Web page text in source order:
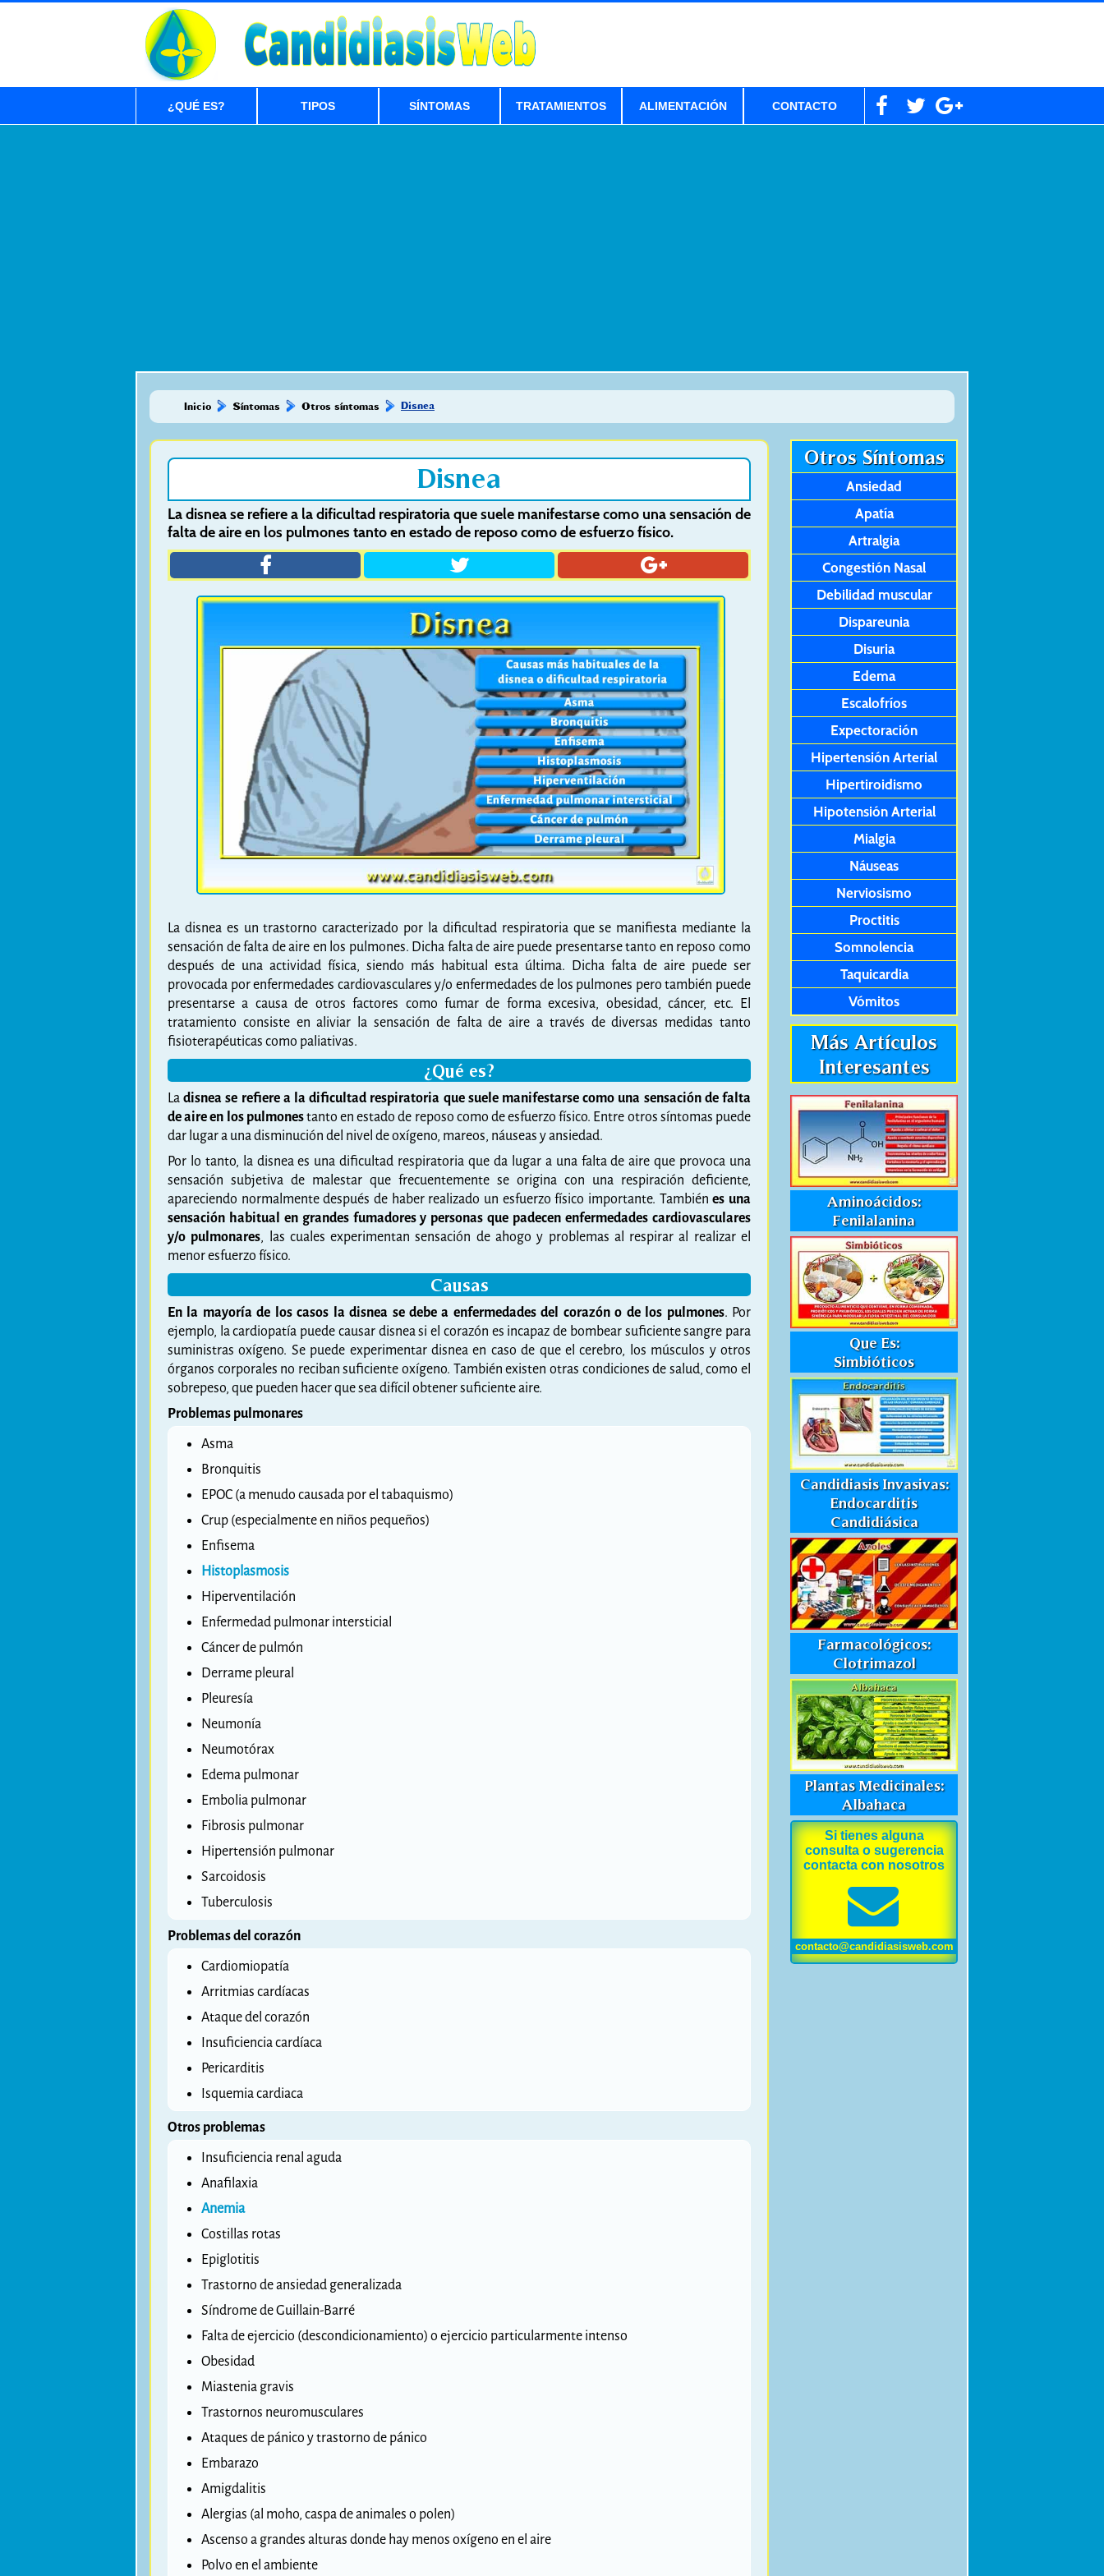
¿QUÉ ES? TIPOS SÍNTOMAS TRATAMIENTOS ALIMENTACIÓN CONTACTO
Inicio Síntomas Otros síntomas Disnea
Disnea
La disnea se refiere a la dificultad respiratoria que suele manifestarse como una sensación de
falta de aire en los pulmones tanto en estado de reposo como de esfuerzo físico.
La disnea es un trastorno caracterizado por la dificultad respiratoria que se manifiesta mediante la
sensación de falta de aire en los pulmones. Dicha falta de aire puede presentarse tanto en reposo como
después de una actividad física, siendo más habitual esta última. Dicha falta de aire puede ser
provocada por enfermedades cardiovasculares y/o enfermedades de los pulmones pero también puede
presentarse a causa de otros factores como fumar de forma excesiva, obesidad, cáncer, etc. El
tratamiento consiste en aliviar la sensación de falta de aire a través de diversas medidas tanto
fisioterapéuticas como paliativas.
¿Qué es?
Ladisnea se refiere a la dificultad respiratoria que suele manifestarse como una sensación de falta
de aire en los pulmonestanto en estado de reposo como de esfuerzo físico. Entre otros síntomas puede
dar lugar a una disminución del nivel de oxígeno, mareos, náuseas y ansiedad.
Por lo tanto, la disnea es una dificultad respiratoria que da lugar a una falta de aire que provoca una
sensación subjetiva de malestar que frecuentemente se origina con una respiración deficiente,
apareciendo normalmente después de haber realizado un esfuerzo físico importante. Tambiénes una
sensación habitual en grandes fumadores y personas que padecen enfermedades cardiovasculares
y/o pulmonares, las cuales experimentan sensación de ahogo y problemas al respirar al realizar el
menor esfuerzo físico.
Causas
En la mayoría de los casos la disnea se debe a enfermedades del corazón o de los pulmones. Por
ejemplo, la cardiopatía puede causar disnea si el corazón es incapaz de bombear suficiente sangre para
suministras oxígeno. Se puede experimentar disnea en caso de que el cerebro, los músculos y otros
órganos corporales no reciban suficiente oxígeno. También existen otras condiciones de salud, como el
sobrepeso, que pueden hacer que sea difícil obtener suficiente aire.
Problemas pulmonares
Asma
Bronquitis
EPOC (a menudo causada por el tabaquismo)
Crup (especialmente en niños pequeños)
Enfisema
Histoplasmosis
Hiperventilación
Enfermedad pulmonar intersticial
Cáncer de pulmón
Derrame pleural
Pleuresía
Neumonía
Neumotórax
Edema pulmonar
Embolia pulmonar
Fibrosis pulmonar
Hipertensión pulmonar
Sarcoidosis
Tuberculosis
Problemas del corazón
Cardiomiopatía
Arritmias cardíacas
Ataque del corazón
Insuficiencia cardíaca
Pericarditis
Isquemia cardiaca
Otros problemas
Insuficiencia renal aguda
Anafilaxia
Anemia
Costillas rotas
Epiglotitis
Trastorno de ansiedad generalizada
Síndrome de Guillain-Barré
Falta de ejercicio (descondicionamiento) o ejercicio particularmente intenso
Obesidad
Miastenia gravis
Trastornos neuromusculares
Ataques de pánico y trastorno de pánico
Embarazo
Amigdalitis
Alergias (al moho, caspa de animales o polen)
Ascenso a grandes alturas donde hay menos oxígeno en el aire
Polvo en el ambiente
Otros Síntomas
Ansiedad
Apatía
Artralgia
Congestión Nasal
Debilidad muscular
Dispareunia
Disuria
Edema
Escalofríos
Expectoración
Hipertensión Arterial
Hipertiroidismo
Hipotensión Arterial
Mialgia
Náuseas
Nerviosismo
Proctitis
Somnolencia
Taquicardia
Vómitos
Más Artículos
Interesantes
Aminoácidos:
Fenilalanina
Que Es:
Simbióticos
Candidiasis Invasivas:
Endocarditis
Candidiásica
Farmacológicos:
Clotrimazol
Plantas Medicinales:
Albahaca
Si tienes alguna
consulta o sugerencia
contacta con nosotros
contacto@candidiasisweb.com